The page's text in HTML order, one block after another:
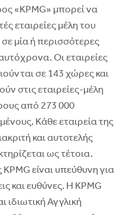
«KPMG» μπορεί να
εταιρείες μέλη του
μία ή περισσότερες
Οι εταιρείες
σε 143 χώρες και
στις εταιρείες-μέλη
από 273 000
Κάθε εταιρεία της
και αυτοτελής
ως τέτοια.
είναι υπεύθυνη για
και ευθύνες. H KPMG
ιδιωτική Αγγλική